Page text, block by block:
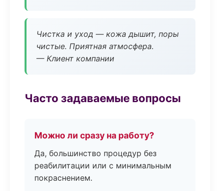
Чистка и уход — кожа дышит, поры
чистые. Приятная атмосфера.
— Клиент компании
Часто задаваемые вопросы
Можно ли сразу на работу?
Да, большинство процедур без
реабилитации или с минимальным
покраснением.